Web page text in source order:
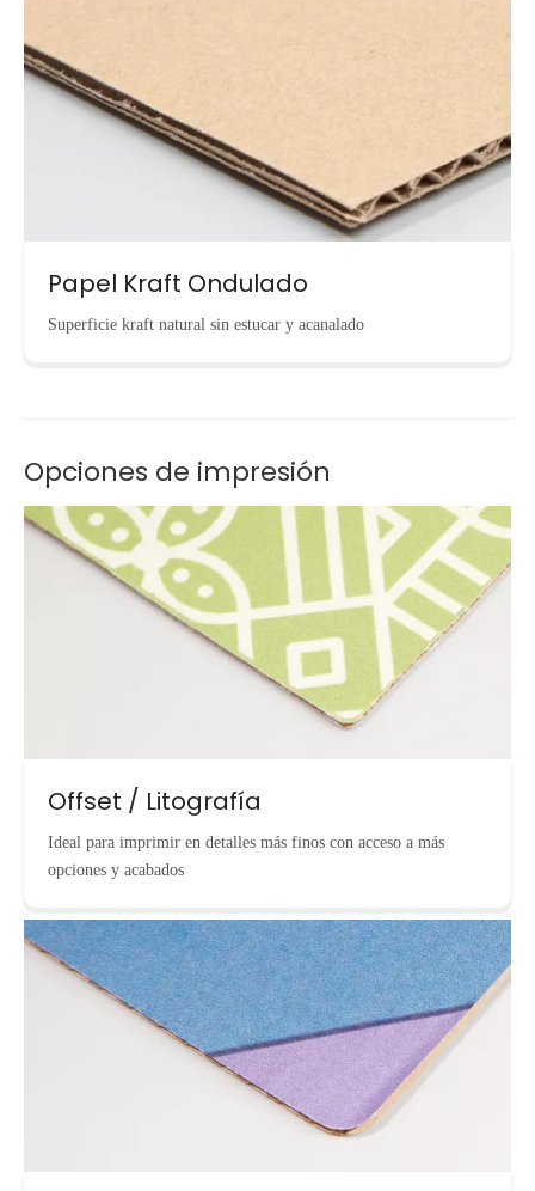
Papel Kraft Ondulado
Superficie kraft natural sin estucar y acanalado
Opciones de impresión
Offset / Litografía
Ideal para imprimir en detalles más finos con acceso a más
opciones y acabados